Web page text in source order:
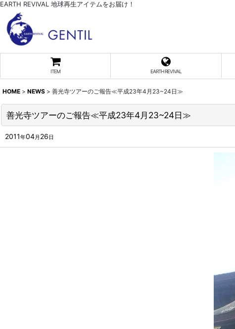
EARTH REVIVAL 地球再生アイテムをお届け！
ITEM EARTH REVIVAL
HOME > NEWS > 善光寺ツアーのご報告≪平成23年4月23~24日≫
善光寺ツアーのご報告≪平成23年4月23~24日≫
2011年04月 26 日